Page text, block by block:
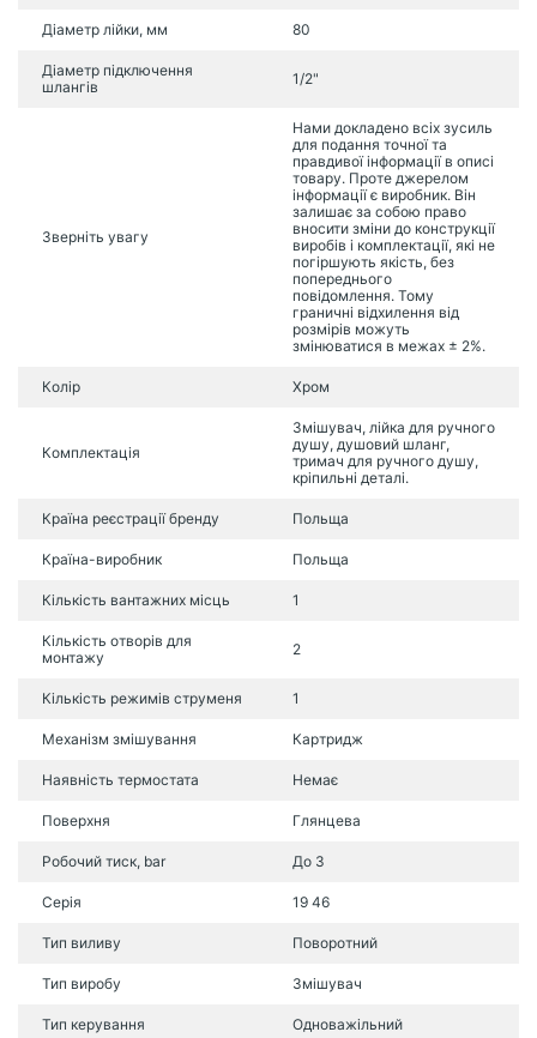
Діаметр лійки, мм 80
Діаметр підключення
шлангів
1/2"
Зверніть увагу
Нами докладено всіх зусиль
для подання точної та
правдивої інформації в описі
товару. Проте джерелом
інформації є виробник. Він
залишає за собою право
вносити зміни до конструкції
виробів і комплектації, які не
погіршують якість, без
попереднього
повідомлення. Тому
граничні відхилення від
розмірів можуть
змінюватися в межах ± 2%.
Колір Хром
Комплектація
Змішувач, лійка для ручного
душу, душовий шланг,
тримач для ручного душу,
кріпильні деталі.
Країна реєстрації бренду Польща
Країна-виробник Польща
Кількість вантажних місць 1
Кількість отворів для
монтажу
2
Кількість режимів струменя 1
Механізм змішування Картридж
Наявність термостата Немає
Поверхня Глянцева
Робочий тиск, bar До 3
Серія 19 46
Тип виливу Поворотний
Тип виробу Змішувач
Тип керування Одноважільний